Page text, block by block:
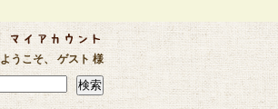
ようこそ、 ゲスト 様
検索